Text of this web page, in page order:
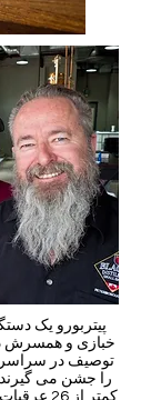
پیتربورو یک
خبازی و همسرش
توصیف در سراسر
را جشن می